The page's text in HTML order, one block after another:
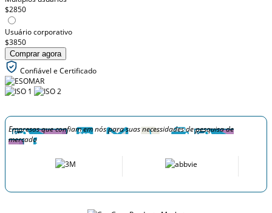
$2850
Usuário corporativo
$3850
Comprar agora
Confiável e Certificado
Empresas que confiam em nós para suas necessidades de pesquisa de
mercado